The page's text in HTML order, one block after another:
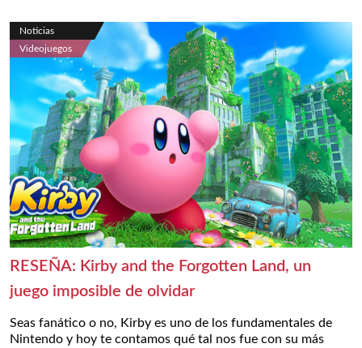
Noticias
Videojuegos
RESEÑA: Kirby and the Forgotten Land, un
juego imposible de olvidar
Seas fanático o no, Kirby es uno de los fundamentales de
Nintendo y hoy te contamos qué tal nos fue con su más